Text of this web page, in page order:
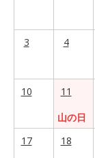
3 4
10
11
山の日
17
18